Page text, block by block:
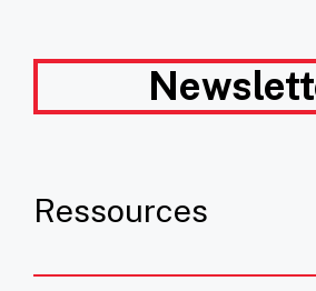
Ressources